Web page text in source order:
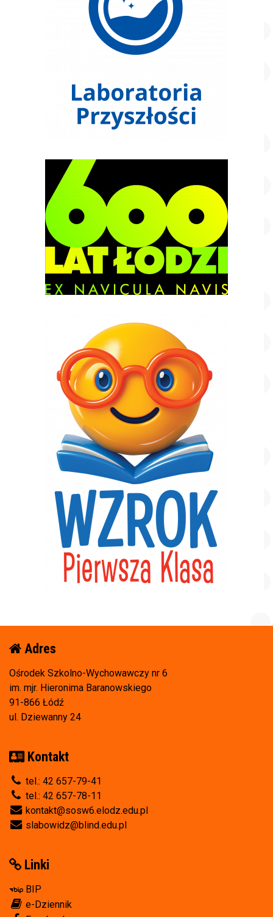
Adres
Ośrodek Szkolno-Wychowawczy nr 6
im. mjr. Hieronima Baranowskiego
91-866 Łódź
ul. Dziewanny 24
Kontakt
tel.: 42 657-79-41
tel.: 42 657-78-11
kontakt@sosw6.elodz.edu.pl
slabowidz@blind.edu.pl
Linki
BIP
e-Dziennik